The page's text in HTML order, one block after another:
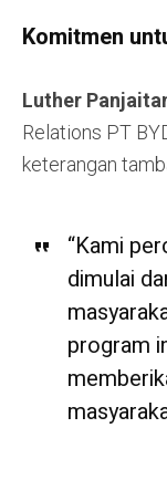
Komitmen
Luther
Relations PT
keterangan
“Kami
dimulai
program